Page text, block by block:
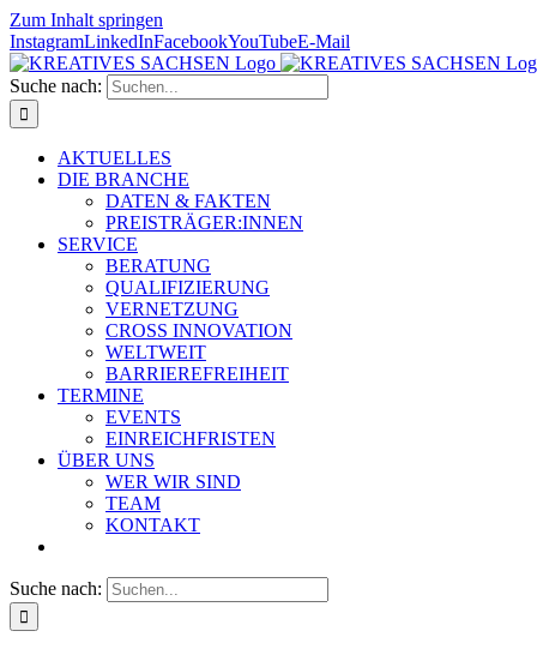
Zum Inhalt springen
InstagramLinkedInFacebookYouTubeE-Mail
Suche nach:
AKTUELLES
DIE BRANCHE
DATEN & FAKTEN
PREISTRÄGER:INNEN
SERVICE
BERATUNG
QUALIFIZIERUNG
VERNETZUNG
CROSS INNOVATION
WELTWEIT
BARRIEREFREIHEIT
TERMINE
EVENTS
EINREICHFRISTEN
ÜBER UNS
WER WIR SIND
TEAM
KONTAKT
Suche nach: